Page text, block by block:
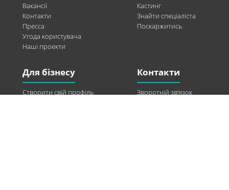
Вакансії
Контакти
Пресса
Угода користувача
Наші проекти
Кастинг
Знайти спеціаліста
Поскаржитись
Для бізнесу
Створити свій профіль
Контакти
Зворотній зв’язок